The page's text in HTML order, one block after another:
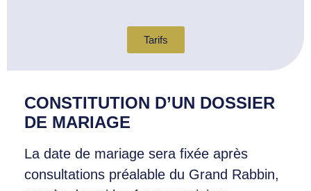
Tarifs
CONSTITUTION D’UN DOSSIER
DE MARIAGE
La date de mariage sera fixée après
consultations préalable du Grand Rabbin,